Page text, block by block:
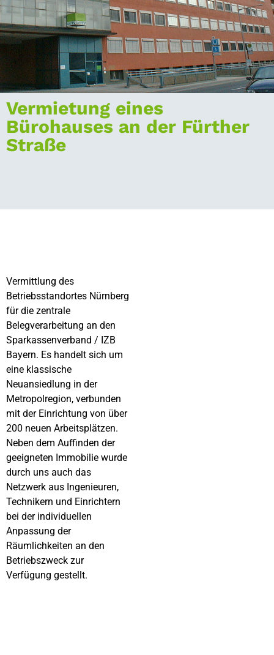
Vermietung eines
Bürohauses an der Fürther
Straße
Vermittlung des
Betriebsstandortes Nürnberg
für die zentrale
Belegverarbeitung an den
Sparkassenverband / IZB
Bayern. Es handelt sich um
eine klassische
Neuansiedlung in der
Metropolregion, verbunden
mit der Einrichtung von über
200 neuen Arbeitsplätzen.
Neben dem Auffinden der
geeigneten Immobilie wurde
durch uns auch das
Netzwerk aus Ingenieuren,
Technikern und Einrichtern
bei der individuellen
Anpassung der
Räumlichkeiten an den
Betriebszweck zur
Verfügung gestellt.